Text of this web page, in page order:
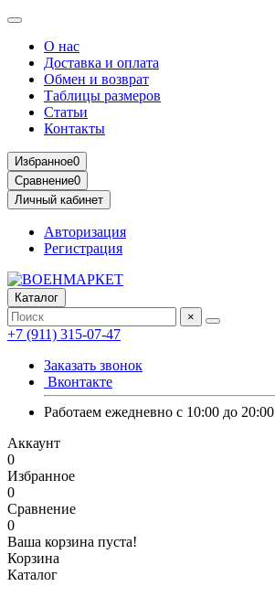
О нас
Доставка и оплата
Обмен и возврат
Таблицы размеров
Статьи
Контакты
Избранное0
Сравнение0
Личный кабинет
Авторизация
Регистрация
Каталог
×
+7 (911) 315-07-47
Заказать звонок
Вконтакте
Работаем ежедневно с 10:00 до 20:00
Аккаунт
0
Избранное
0
Сравнение
0
Ваша корзина пуста!
Корзина
Каталог